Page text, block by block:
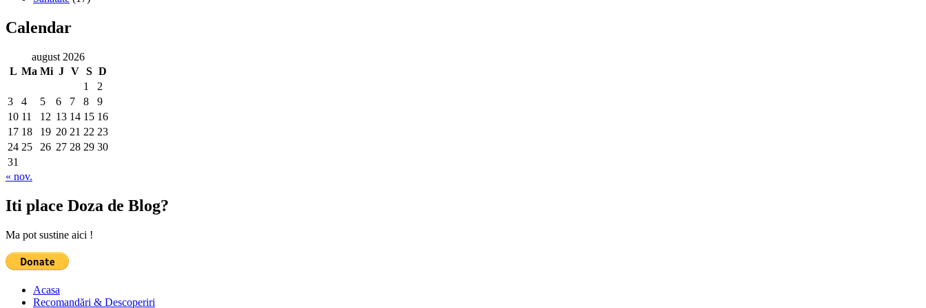
Calendar
august 2026
L Ma Mi J V S D
1
2
3
4 5 6 7 8
9
10 11 12 13 14 15 16
17 18 19 20 21 22 23
24 25 26 27 28 29 30
31
« nov.
Iti place Doza de Blog?
Ma pot sustine aici !
Acasa
Recomandări & Descoperiri